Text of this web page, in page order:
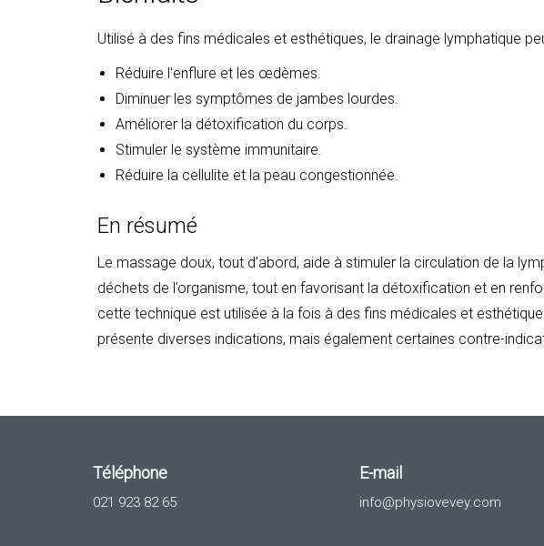
Utilisé à des fins médicales et esthétiques, le drainage lymphatique
Réduire l'enflure et les œdèmes.
Diminuer les symptômes de jambes lourdes.
Améliorer la détoxification du corps.
Stimuler le système immunitaire.
Réduire la cellulite et la peau congestionnée.
En résumé
Le massage doux, tout d’abord, aide à stimuler la circulation de la
déchets de l’organisme, tout en favorisant la détoxification et en
cette technique est utilisée à la fois à des fins médicales et
présente diverses indications, mais également certaines contre-
Téléphone
021 923 82 65
E-mail
info@physiovevey.com